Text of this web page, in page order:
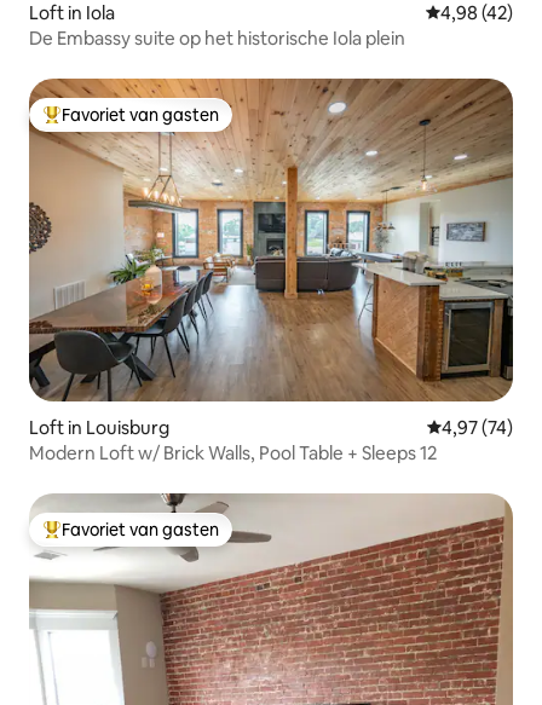
Loft in Iola Gemiddelde
4,98 (42)
De Embassy suite op het historische Iola plein
Topfavoriet van gasten
Favoriet van gasten
Loft in Louisburg Gemiddelde
4,97 (74)
Modern Loft w/ Brick Walls, Pool Table + Sleeps 12
Topfavoriet van gasten
Favoriet van gasten